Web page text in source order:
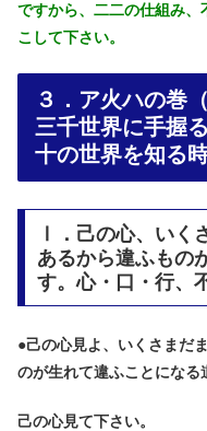
ですから、二二の仕組み、
こして下さい。
３．ア火ハの巻
三千世界に手握
十の世界を知る
Ⅰ．己の心、いく
あるから違ふもの
す。心・口・行、
●己の心見よ、いくさまだ
のが生れて違ふことになる
己の心見て下さい。